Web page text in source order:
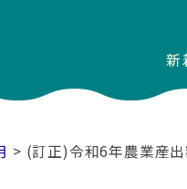
新
> (訂正)令和6年農業産